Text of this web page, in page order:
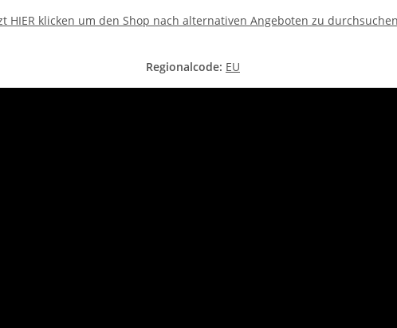
HIER klicken um den Shop nach alternativen Angeboten zu
Regionalcode: EU